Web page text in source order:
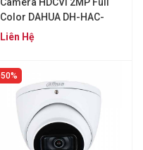
Color DAHUA DH-HAC-
HDW1239TLP-LED
Liên Hệ
50%